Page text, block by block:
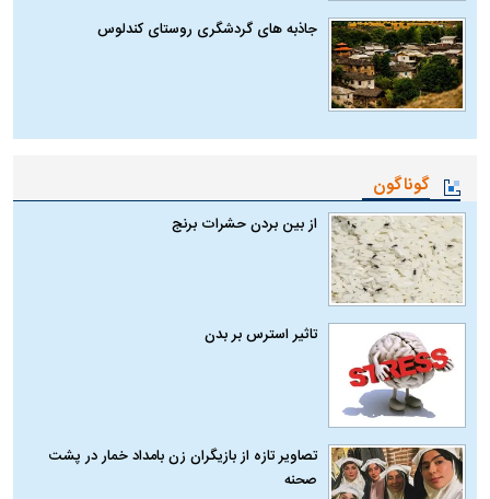
جاذبه های گردشگری روستای کندلوس
گوناگون
از بین بردن حشرات برنج
تاثیر استرس بر بدن
تصاویر تازه از بازیگران زن بامداد خمار در پشت
صحنه